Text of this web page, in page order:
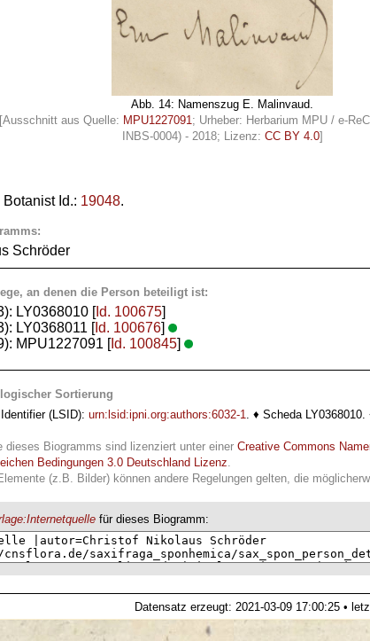
Abb. 14: Namenszug E. Malinvaud.
aus Quelle: MPU1227091; Urheber: Herbarium MPU / e-
INBS-0004) - 2018; Lizenz: CC BY 4.0]
Id.: 19048.
Schröder
an denen die Person beteiligt ist:
LY0368010 [Id. 100675]
LY0368011 [Id. 100676]
MPU1227091 [Id. 100845]
Sortierung
(LSID): urn:lsid:ipni.org:authors:6032-1. ♦ Scheda LY0368010.
dieses Biogramms sind lizenziert unter einer Creative Commons
Bedingungen 3.0 Deutschland Lizenz.
(z.B. Bilder) können andere Regelungen gelten, die
für dieses Biogramm:
Datensatz erzeugt: 2021-03-09 17:00:25 •